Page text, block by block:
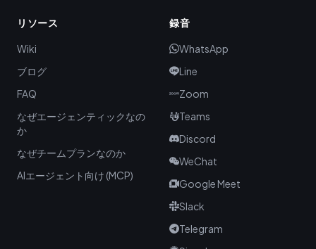
リソース
Wiki
ブログ
FAQ
なぜエージェンティックなの
か
なぜチームプランなのか
AIエージェント向け (MCP)
録音
WhatsApp
Line
Zoom
Teams
Discord
WeChat
Google Meet
Slack
Telegram